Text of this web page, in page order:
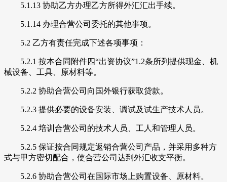
5.1.13 协助乙方办理乙方所得外汇汇出手续。
5.1.14 办理合营公司委托的其他事项。
5.2 乙方有责任完成下述各项事项：
5.2.1 按本合同附件四“出资协议”1.2条所列提供现金、机
械设备、工具、原材料等。
5.2.2 协助合营公司向国外银行获取贷款。
5.2.3 提供必要的设备安装、调试及试生产技术人员。
5.2.4 培训合营公司的技术人员、工人和管理人员。
5.2.5 保证按合同规定返销合营公司产品，并采用多种方
式与甲方密切配合，使合营公司达到外汇收支平衡。
5.2.6 协助合营公司在国际市场上购置设备、原材料。